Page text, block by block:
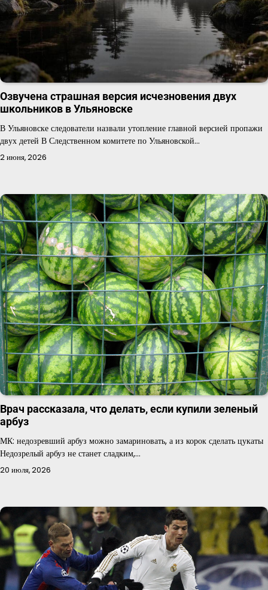
Озвучена страшная версия исчезновения двух
школьников в Ульяновске
В Ульяновске следователи назвали утопление главной версией пропажи
двух детей В Следственном комитете по Ульяновской…
2 июня, 2026
Врач рассказала, что делать, если купили зеленый
арбуз
МК: недозревший арбуз можно замариновать, а из корок сделать цукаты
Недозрелый арбуз не станет сладким,…
20 июля, 2026